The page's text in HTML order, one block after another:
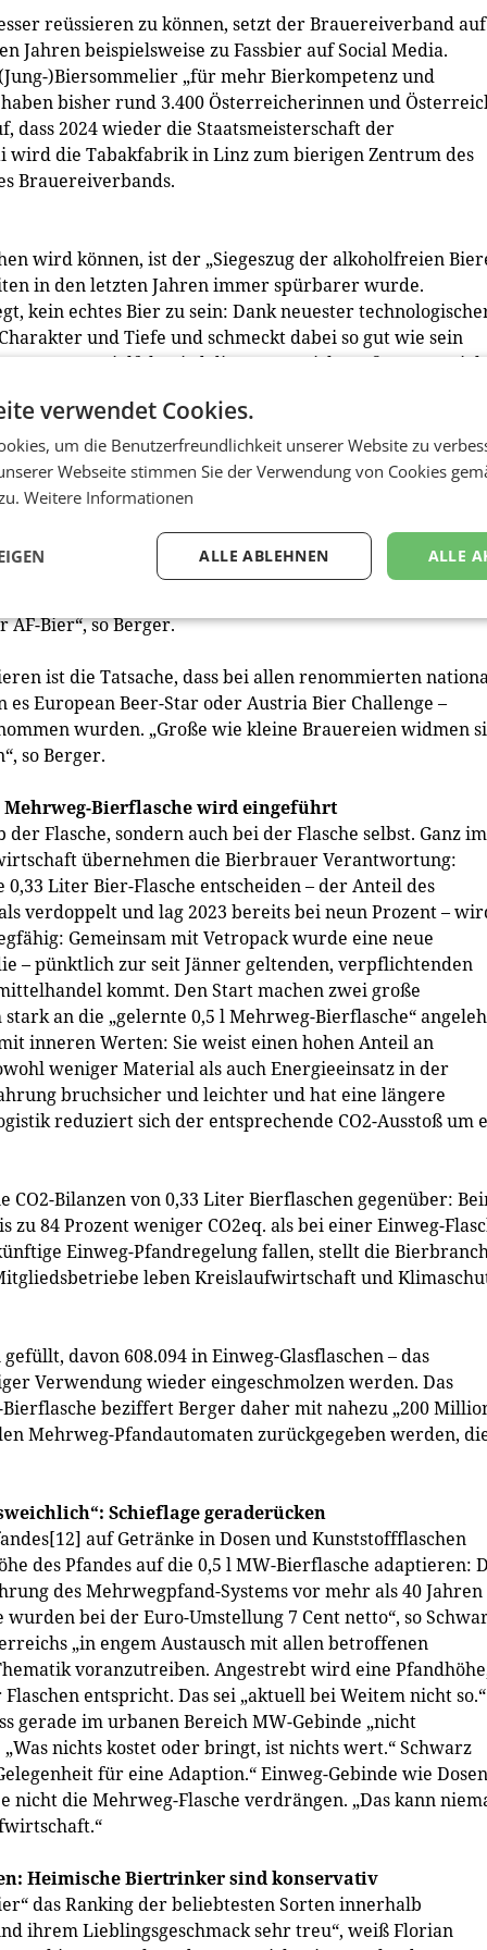
reüssieren zu können, setzt der Brauereiverband auf
Jahren beispielsweise zu Fassbier auf Social Media.
)Biersommelier „für mehr Bierkompetenz und
bisher rund 3.400 Österreicherinnen und
dass 2024 wieder die Staatsmeisterschaft der
wird die Tabakfabrik in Linz zum bierigen Zentrum des
Brauereiverbands.
wird können, ist der „Siegeszug der alkoholfreien
in den letzten Jahren immer spürbarer wurde.
kein echtes Bier zu sein: Dank neuester
und Tiefe und schmeckt dabei so gut wie sein
Sortenvielfalt wird diesem Bereich großes Potenzial
Liter AF-Bier eingebraut.“ Europaweit ist AF-
Bier an der Bierproduktion in Europa wird auf
im Vorjahr bei drei Prozent. „Klassisch bieraffine Länder
es gehen kann: Bei unseren deutschen Nachbarn liegt
die Konsumentinnen und Konsumenten bleiben in
uns den europäischen Durchschnitt zum Vorbild
Bier“, so Berger.
ist die Tatsache, dass bei allen renommierten
European Beer-Star oder Austria Bier Challenge –
wurden. „Große wie kleine Brauereien widmen
so Berger.
Mehrweg-Bierflasche wird eingeführt
Flasche, sondern auch bei der Flasche selbst. Ganz im
übernehmen die Bierbrauer Verantwortung:
Liter Bier-Flasche entscheiden – der Anteil des
verdoppelt und lag 2023 bereits bei neun Prozent –
Gemeinsam mit Vetropack wurde eine neue
– pünktlich zur seit Jänner geltenden, verpflichtenden
kommt. Den Start machen zwei große
an die „gelernte 0,5 l Mehrweg-Bierflasche“
inneren Werten: Sie weist einen hohen Anteil an
weniger Material als auch Energieeinsatz in der
bruchsicher und leichter und hat eine längere
reduziert sich der entsprechende CO2-Ausstoß um
Bilanzen von 0,33 Liter Bierflaschen gegenüber:
84 Prozent weniger CO2eq. als bei einer Einweg-
Einweg-Pfandregelung fallen, stellt die
leben Kreislaufwirtschaft und
davon 608.094 in Einweg-Glasflaschen – das
Verwendung wieder eingeschmolzen werden. Das
beziffert Berger daher mit nahezu „200
Mehrweg-Pfandautomaten zurückgegeben werden,
Schieflage geraderücken
auf Getränke in Dosen und Kunststoffflaschen
des Pfandes auf die 0,5 l MW-Bierflasche adaptieren:
des Mehrwegpfand-Systems vor mehr als 40 Jahren
bei der Euro-Umstellung 7 Cent netto“, so
„in engem Austausch mit allen betroffenen
voranzutreiben. Angestrebt wird eine
entspricht. Das sei „aktuell bei Weitem nicht so.“
gerade im urbanen Bereich MW-Gebinde „nicht
nichts kostet oder bringt, ist nichts wert.“ Schwarz
für eine Adaption.“ Einweg-Gebinde wie Dosen
nicht die Mehrweg-Flasche verdrängen. „Das kann
Heimische Biertrinker sind konservativ
das Ranking der beliebtesten Sorten innerhalb
ihrem Lieblingsgeschmack sehr treu“, weiß Florian
verwendet Cookies.
um die Benutzerfreundlichkeit unserer Website zu
Webseite stimmen Sie der Verwendung von Cookies
Weitere Informationen
ALLE
ALLE ABLEHNEN